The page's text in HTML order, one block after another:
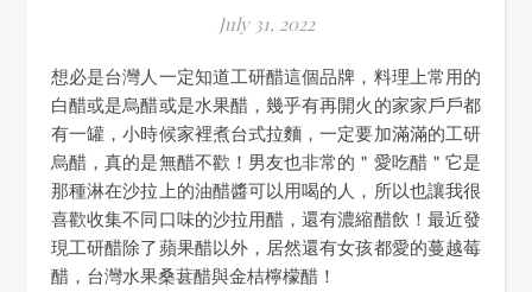
July 31, 2022
想必是台灣人一定知道工研醋這個品牌，料理上常用的
白醋或是烏醋或是水果醋，幾乎有再開火的家家戶戶都
有一罐，小時候家裡煮台式拉麵，一定要加滿滿的工研
烏醋，真的是無醋不歡！男友也非常的＂愛吃醋＂它是
那種淋在沙拉上的油醋醬可以用喝的人，所以也讓我很
喜歡收集不同口味的沙拉用醋，還有濃縮醋飲！最近發
現工研醋除了蘋果醋以外，居然還有女孩都愛的蔓越莓
醋，台灣水果桑葚醋與金桔檸檬醋！